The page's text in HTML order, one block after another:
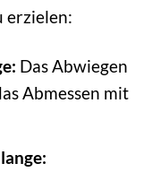
erzielen:
Das Abwiegen
Abmessen mit